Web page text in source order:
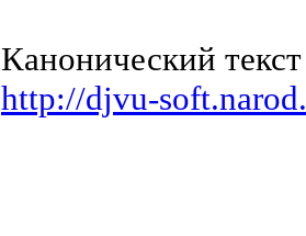
Канонический
http://djvu-